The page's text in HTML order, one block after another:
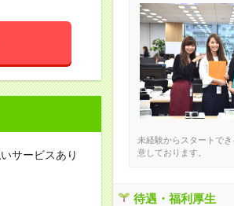
サービスあり
未経験からスタートで
意しております。
待遇・福利厚生